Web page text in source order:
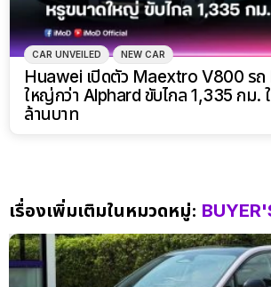
CAR UNVEILED NEW CAR
Huawei เปิดตัว Maextro V800 รถ
ใหญ่กว่า Alphard ขับไกล 1,335 กม.
ล้านบาท
เรื่องเพิ่มเติมในหมวดหมู่: